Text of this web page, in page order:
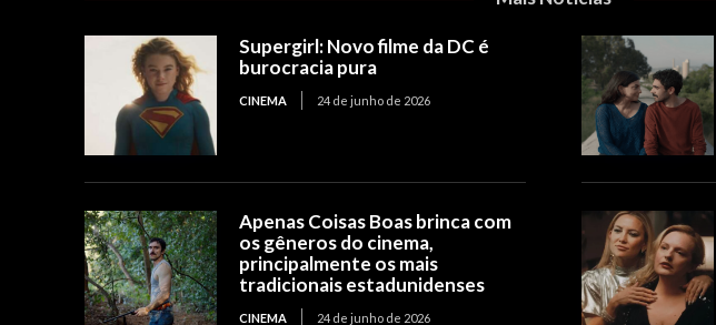
Supergirl: Novo filme da DC é
burocracia pura
CINEMA 24 de junho de 2026
Apenas Coisas Boas brinca com
os gêneros do cinema,
principalmente os mais
tradicionais estadunidenses
CINEMA 24 de junho de 2026